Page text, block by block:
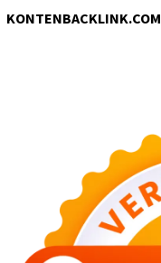
KONTENBACKLINK.COM